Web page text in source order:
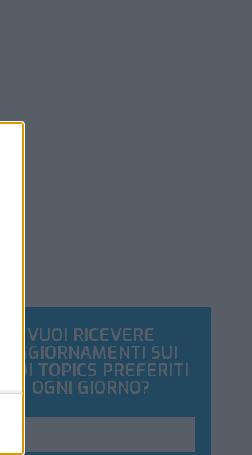
VUOI RICEVERE
AGGIORNAMENTI SUI
TUOI TOPICS PREFERITI
OGNI GIORNO?